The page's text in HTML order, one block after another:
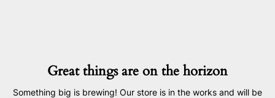
Great things are on the horizon
Something big is brewing! Our store is in the works and will be